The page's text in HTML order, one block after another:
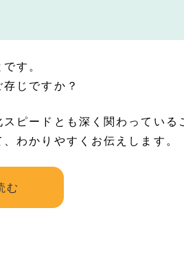
す。
じですか？
ピードとも深く関わっている
わかりやすくお伝えします。
む